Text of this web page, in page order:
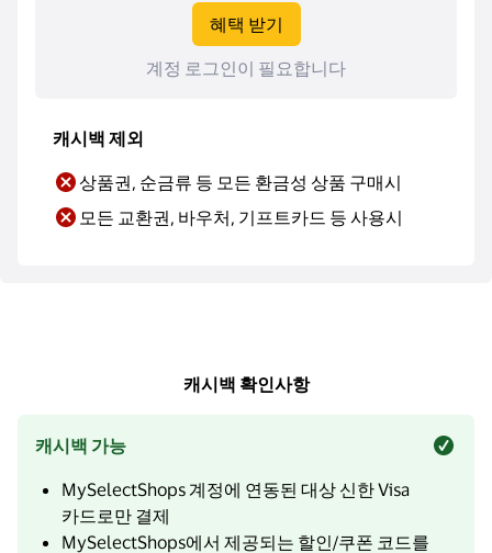
혜택 받기
계정 로그인이 필요합니다
캐시백 제외
상품권, 순금류 등 모든 환금성 상품 구매시
모든 교환권, 바우처, 기프트카드 등 사용시
캐시백 확인사항
캐시백 가능
MySelectShops 계정에 연동된 대상 신한 Visa
카드로만 결제
MySelectShops에서 제공되는 할인/쿠폰 코드를